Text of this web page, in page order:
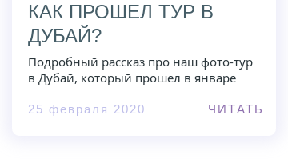
КАК ПРОШЕЛ ТУР В
ДУБАЙ?
Подробный рассказ про наш фото-тур
в Дубай, который прошел в январе
25 февраля 2020 ЧИТАТЬ